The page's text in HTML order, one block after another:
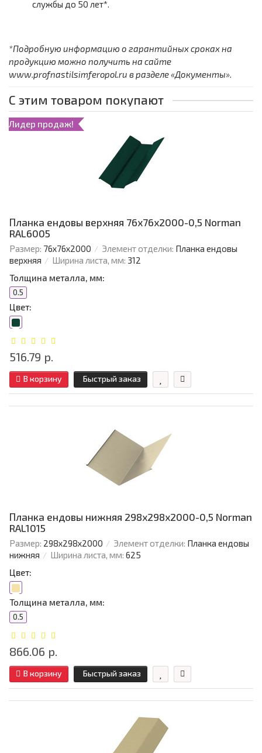
службы до 50 лет*.
*Подробную информацию о гарантийных сроках на
продукцию можно получить на сайте
www.profnastilsimferopol.ru в разделе «Документы».
С этим товаром покупают
Лидер продаж!
Планка ендовы верхняя 76х76х2000-0,5 Norman
RAL6005
Размер: 76х76х2000 Элемент отделки: Планка ендовы
верхняя
Ширина листа, мм: 312
Толщина металла, мм:
0.5
Цвет:
516.79 р.
В корзину Быстрый заказ
Планка ендовы нижняя 298х298х2000-0,5 Norman
RAL1015
Размер: 298х298х2000 Элемент отделки: Планка ендовы
нижняя
Ширина листа, мм: 625
Цвет:
Толщина металла, мм:
0.5
866.06 р.
В корзину Быстрый заказ